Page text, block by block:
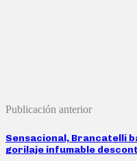
Publicación anterior
Sensacional, Brancatelli
gorilaje infumable